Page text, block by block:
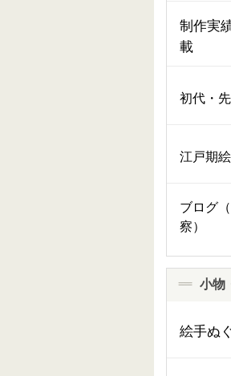
制作実
載
初代・
江戸期
ブログ
察）
小物
絵手ぬ